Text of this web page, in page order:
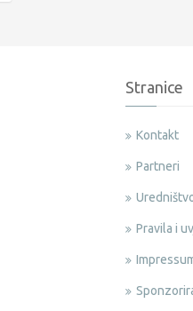
Stranice
Kontakt
Partneri
Pravila i